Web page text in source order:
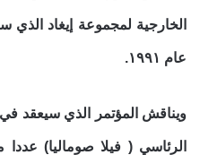
الخارجية لمجموعة إيغاد
عام ١٩٩١.
الرئاسي ( فيلا صوماليا)